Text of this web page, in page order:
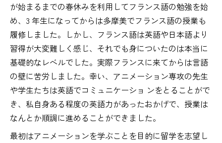
が始まるまでの春休みを利用してフランス語の勉強を始
め、3 年生になってからは多摩美でフランス語の授業も
履修しました。しかし、フランス語は英語や日本語より
習得が大変難しく感じ、それでも身についたのは本当に
基礎的なレベルでした。実際フランスに来てからは言語
の壁に苦労しました。幸い、アニメーション専攻の先生
や学生たちは英語でコミュニケーショ ンをとることがで
き、私自身ある程度の英語力があったおかげで、授業は
なんとか順調に進めることができました。
最初はアニメーションを学ぶことを目的に留学を志望し